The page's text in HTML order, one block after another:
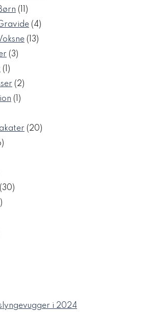
1111
varer
44
1313
33
11
vare
22
11
2020
6
3030
10
i 2024